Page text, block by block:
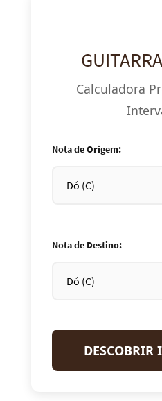
Calculadora
Nota de Origem:
Nota de Destino:
DESCOBRIR